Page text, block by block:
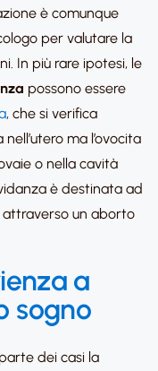
è comunque
per valutare la
In più rare ipotesi, le
possono essere
, che si verifica
ma l’ovocita
o nella cavità
è destinata ad
un aborto
a
sogno
dei casi la